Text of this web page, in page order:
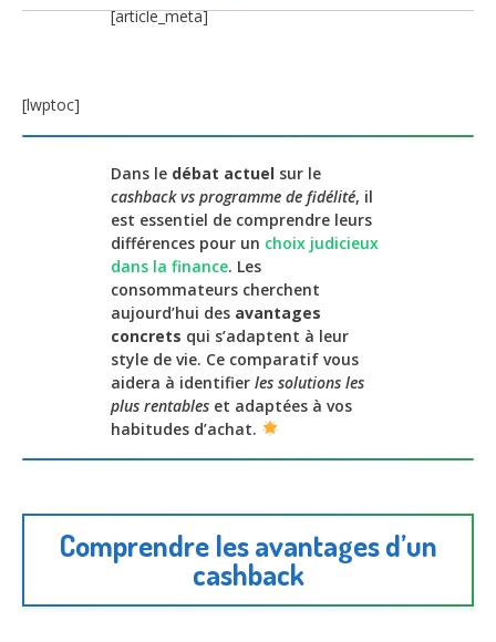
[article_meta]
[lwptoc]
Dans le débat actuel sur le
cashback vs programme de fidélité, il
est essentiel de comprendre leurs
différences pour un choix judicieux
dans la finance. Les
consommateurs cherchent
aujourd’hui des avantages
concrets qui s’adaptent à leur
style de vie. Ce comparatif vous
aidera à identifier les solutions les
plus rentables et adaptées à vos
habitudes d’achat.
Comprendre les avantages d’un
cashback